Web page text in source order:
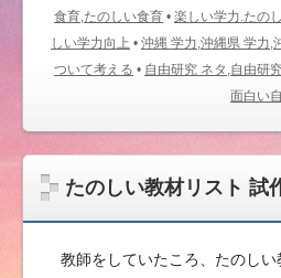
食育,たのしい食育 • 楽しい学力.たの
しい学力向上 • 沖縄 学力,沖縄県 学力,
ついて考える • 自由研究 ネタ,自由研
面白い
たのしい教材リスト 試
教師をしていたころ、たのしい